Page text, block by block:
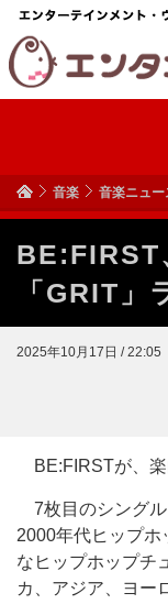
音楽 音楽ニュー
BE:FIRST
「GRIT」
2025年10月17日 / 22:05
BE:FIRSTが、楽
7枚目のシングル
2000年代ヒップ
なヒップホップチ
カ、アジア、ヨー